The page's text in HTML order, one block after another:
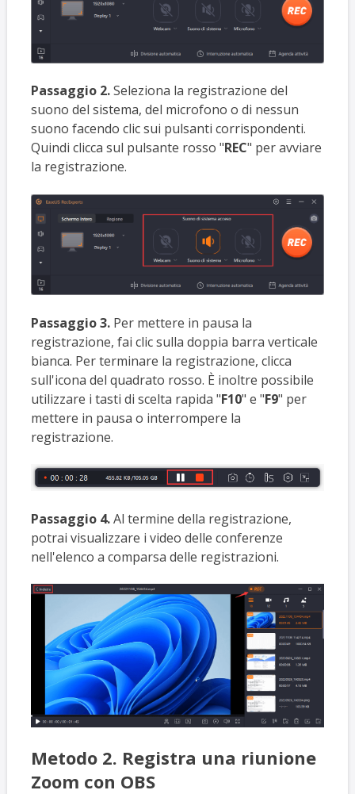
Passaggio 2.Seleziona la registrazione del
suono del sistema, del microfono o di nessun
suono facendo clic sui pulsanti corrispondenti.
Quindi clicca sul pulsante rosso "REC" per avviare
la registrazione.
Passaggio 3.Per mettere in pausa la
registrazione, fai clic sulla doppia barra verticale
bianca. Per terminare la registrazione, clicca
sull'icona del quadrato rosso. È inoltre possibile
utilizzare i tasti di scelta rapida "F10" e "F9" per
mettere in pausa o interrompere la
registrazione.
Passaggio 4.Al termine della registrazione,
potrai visualizzare i video delle conferenze
nell'elenco a comparsa delle registrazioni.
Metodo 2. Registra una riunione
Zoom con OBS